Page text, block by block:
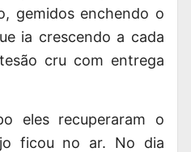
gemidos enchendo o
ia crescendo a cada
cru com entrega
eles recuperaram o
ficou no ar. No dia